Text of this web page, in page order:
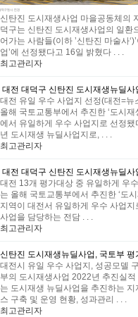
신탄진 도시재생사업 마을공동체의
덕구는 신탄진 도시재생사업의 일환
어가는 사람들(이하 ’신탄진 마술사
업’에 선정됐다고 16일 밝혔다 . . .
최고관리자
대전 대덕구 신탄진 도시재생뉴딜사
대전 유일 우수 사업지 선정(대전=
올해 국토교통부에서 추진한 ‘도시
에서 유일하게 우수 사업지로 선정
년 도시재생 뉴딜사업지로, . . .
최고관리자
대전 대덕구 신탄진 도시재생뉴딜
대전 13개 평가대상 중 유일하게 우
는 올해 국토교통부에서 추진한 ‘도
지역이 대전서 유일하게 우수 사업
사업을 담당하는 전담 . . .
최고관리자
신탄진 도시재생뉴딜사업, 국토부 평
대전시 유일 우수 사업지, 성공모델
부의 도시재생사업 2022년 추진실
는 도시재생 뉴딜사업을 추진하는
스 구축 및 운영 현황, 성과관리 . . .
최고관리자